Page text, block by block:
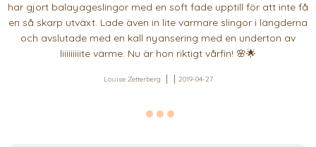
har gjort balayageslingor med en soft fade upptill för att inte få
en så skarp utväxt. Lade även in lite varmare slingor i längderna
och avslutade med en kall nyansering med en underton av
liiiiiiiiite värme. Nu är hon riktigt vårfin! 🌸🌟
Louise Zetterberg 2019-04-27